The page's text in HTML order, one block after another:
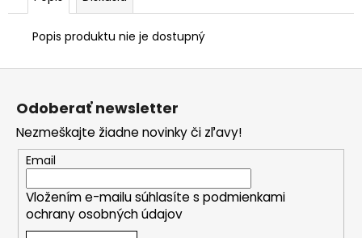
Popis produktu nie je dostupný
Z
Odoberať newsletter
Nezmeškajte žiadne novinky či zľavy!
Email
Vložením e-mailu súhlasíte s podmienkami
ochrany osobných údajov